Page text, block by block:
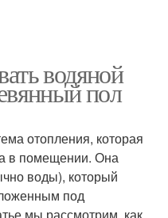
водяной
пол
отопления, которая
в помещении. Она
воды), который
под